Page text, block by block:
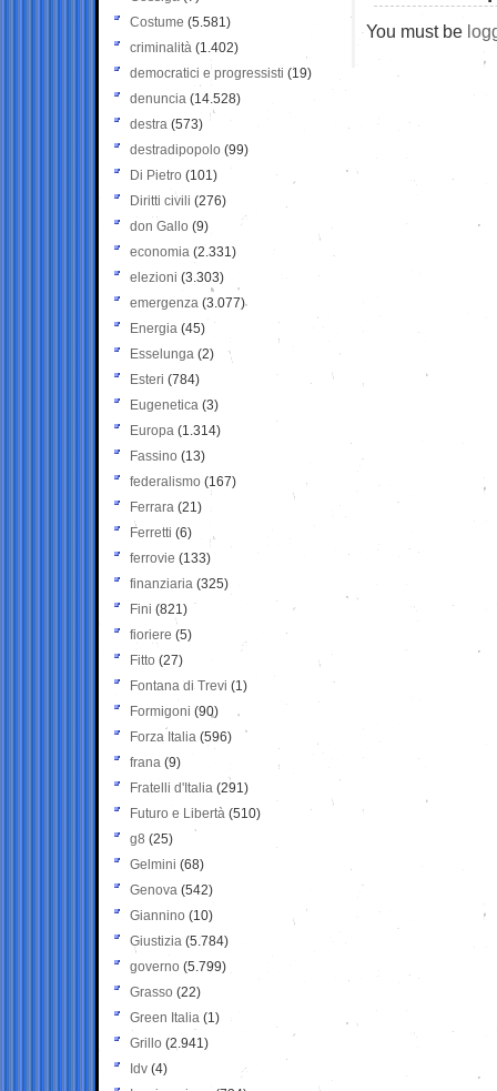
You must be
Costume (5.581)
criminalità (1.402)
democratici e progressisti (19)
denuncia (14.528)
destra (573)
destradipopolo (99)
Di Pietro (101)
Diritti civili (276)
don Gallo (9)
economia (2.331)
elezioni (3.303)
emergenza (3.077)
Energia (45)
Esselunga (2)
Esteri (784)
Eugenetica (3)
Europa (1.314)
Fassino (13)
federalismo (167)
Ferrara (21)
Ferretti (6)
ferrovie (133)
finanziaria (325)
Fini (821)
fioriere (5)
Fitto (27)
Fontana di Trevi (1)
Formigoni (90)
Forza Italia (596)
frana (9)
Fratelli d'Italia (291)
Futuro e Libertà (510)
g8 (25)
Gelmini (68)
Genova (542)
Giannino (10)
Giustizia (5.784)
governo (5.799)
Grasso (22)
Green Italia (1)
Grillo (2.941)
Idv (4)